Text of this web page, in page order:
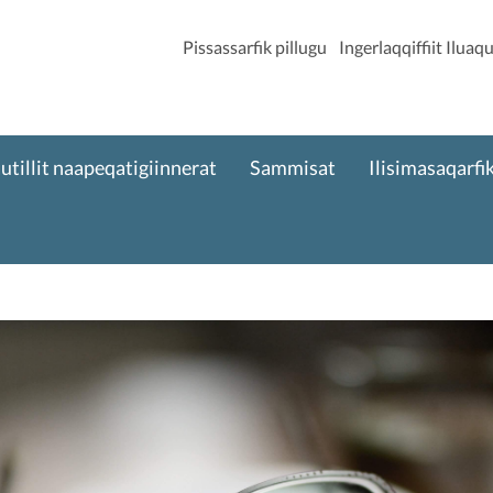
Pissassarfik pillugu Ingerlaqqiffiit
naapeqatigiinnerat Sammisat